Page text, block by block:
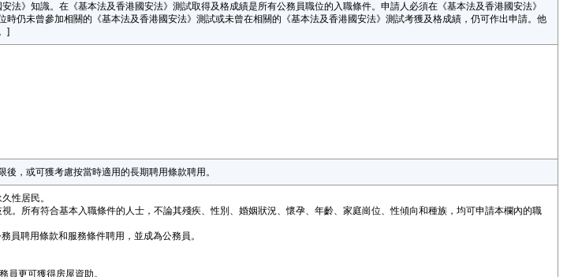
法》知識。在《基本法及香港國安法》測試取得及格成績是所有公務員職位的入職條件。申請人必須在《基本法及香港國安法》
仍未曾參加相關的《基本法及香港國安法》測試或未曾在相關的《基本法及香港國安法》測試考獲及格成績，仍可作出申請。他
]
，或可獲考慮按當時適用的長期聘用條款聘用。
性居民。
。所有符合基本入職條件的人士，不論其殘疾、性別、婚姻狀況、懷孕、年齡、家庭崗位、性傾向和種族，均可申請本欄內的職
員聘用條款和服務條件聘用，並成為公務員。
員更可獲得房屋資助。